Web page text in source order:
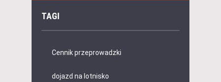
TAGI
Cennik przeprowadzki
dojazd na lotnisko